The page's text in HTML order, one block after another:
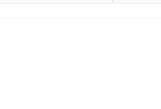
Leder Merino (Schwarz)